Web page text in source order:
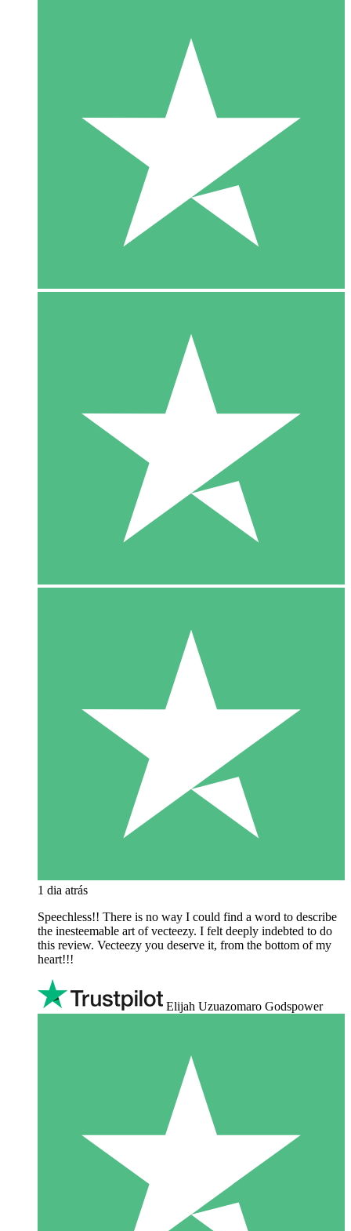
1 dia atrás
Speechless!! There is no way I could find a word to describe
the inesteemable art of vecteezy. I felt deeply indebted to do
this review. Vecteezy you deserve it, from the bottom of my
heart!!!
Elijah Uzuazomaro Godspower